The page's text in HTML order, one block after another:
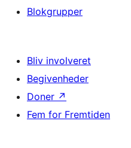
Blokgrupper
Bliv involveret
Begivenheder
Doner ↗
Fem for Fremtiden